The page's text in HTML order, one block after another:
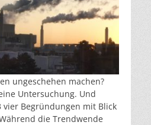
ungeschehen machen?
Untersuchung. Und
vier Begründungen mit Blick
die Trendwende